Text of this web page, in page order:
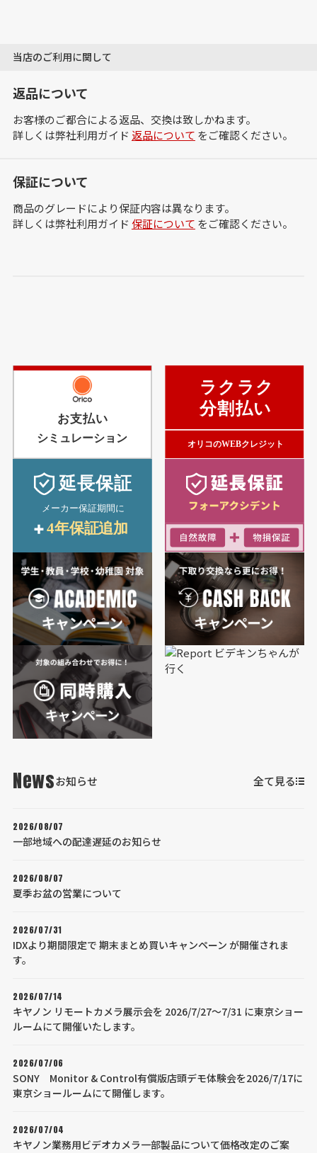
当店のご利用に関して
返品について
お客様のご都合による返品、交換は致しかねます。
詳しくは弊社利用ガイド 返品について をご確認ください。
保証について
商品のグレードにより保証内容は異なります。
詳しくは弊社利用ガイド 保証について をご確認ください。
Newsお知らせ 全て見る
2026/08/07
一部地域への配達遅延のお知らせ
2026/08/07
夏季お盆の営業について
2026/07/31
IDXより期間限定で 期末まとめ買いキャンペーン が開催されま
す。
2026/07/14
キヤノン リモートカメラ展示会を 2026/7/27～7/31 に東京ショー
ルームにて開催いたします。
2026/07/06
SONY Monitor & Control有償版店頭デモ体験会を2026/7/17に
東京ショールームにて開催します。
2026/07/04
キヤノン業務用ビデオカメラ一部製品について価格改定のご案